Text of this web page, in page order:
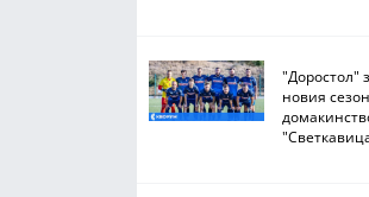
"Доростол"
новия